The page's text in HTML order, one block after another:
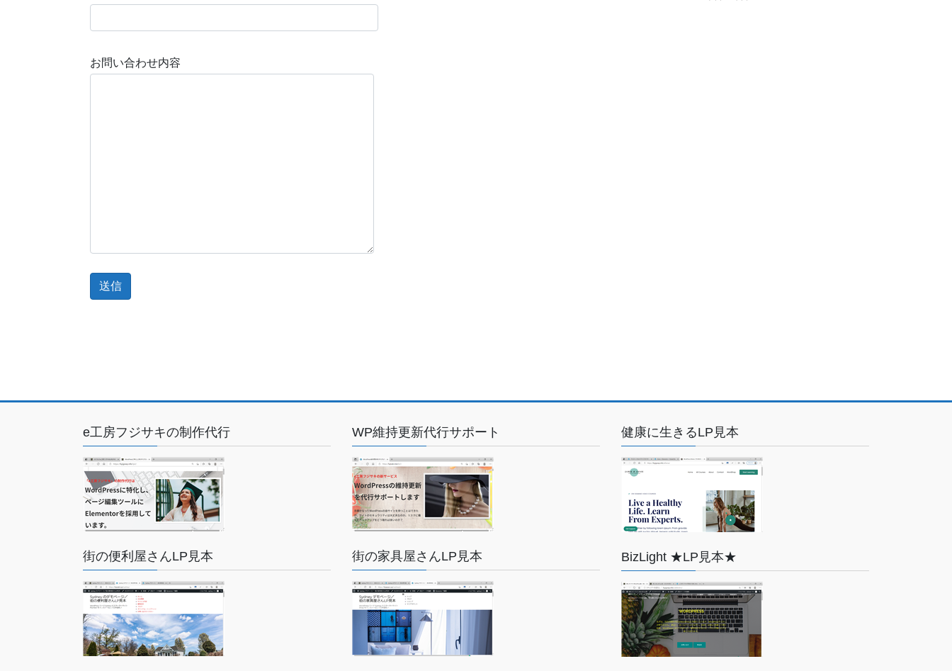
お問い合わせ内容
e工房フジサキの制作代行
街の便利屋さんLP見本
WP維持更新代行サポート
街の家具屋さんLP見本
健康に生きるLP見本
BizLight ★LP見本★